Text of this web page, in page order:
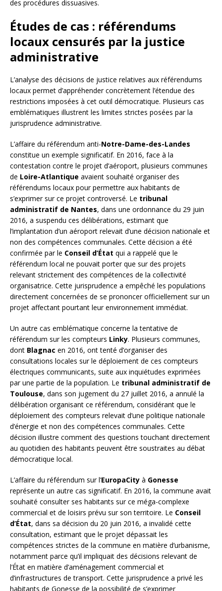
des procédures dissuasives.
Études de cas : référendums
locaux censurés par la justice
administrative
L’analyse des décisions de justice relatives aux référendums
locaux permet d’appréhender concrètement l’étendue des
restrictions imposées à cet outil démocratique. Plusieurs cas
emblématiques illustrent les limites strictes posées par la
jurisprudence administrative.
L’affaire du référendum anti-Notre-Dame-des-Landes
constitue un exemple significatif. En 2016, face à la
contestation contre le projet d’aéroport, plusieurs communes
de Loire-Atlantique avaient souhaité organiser des
référendums locaux pour permettre aux habitants de
s’exprimer sur ce projet controversé. Le tribunal
administratif de Nantes, dans une ordonnance du 29 juin
2016, a suspendu ces délibérations, estimant que
l’implantation d’un aéroport relevait d’une décision nationale et
non des compétences communales. Cette décision a été
confirmée par le Conseil d’État qui a rappelé que le
référendum local ne pouvait porter que sur des projets
relevant strictement des compétences de la collectivité
organisatrice. Cette jurisprudence a empêché les populations
directement concernées de se prononcer officiellement sur un
projet affectant pourtant leur environnement immédiat.
Un autre cas emblématique concerne la tentative de
référendum sur les compteurs Linky. Plusieurs communes,
dont Blagnac en 2016, ont tenté d’organiser des
consultations locales sur le déploiement de ces compteurs
électriques communicants, suite aux inquiétudes exprimées
par une partie de la population. Le tribunal administratif de
Toulouse, dans son jugement du 27 juillet 2016, a annulé la
délibération organisant ce référendum, considérant que le
déploiement des compteurs relevait d’une politique nationale
d’énergie et non des compétences communales. Cette
décision illustre comment des questions touchant directement
au quotidien des habitants peuvent être soustraites au débat
démocratique local.
L’affaire du référendum sur l’EuropaCity à Gonesse
représente un autre cas significatif. En 2016, la commune avait
souhaité consulter ses habitants sur ce méga-complexe
commercial et de loisirs prévu sur son territoire. Le Conseil
d’État, dans sa décision du 20 juin 2016, a invalidé cette
consultation, estimant que le projet dépassait les
compétences strictes de la commune en matière d’urbanisme,
notamment parce qu’il impliquait des décisions relevant de
l’État en matière d’aménagement commercial et
d’infrastructures de transport. Cette jurisprudence a privé les
habitants de Gonesse de la possibilité de s’exprimer